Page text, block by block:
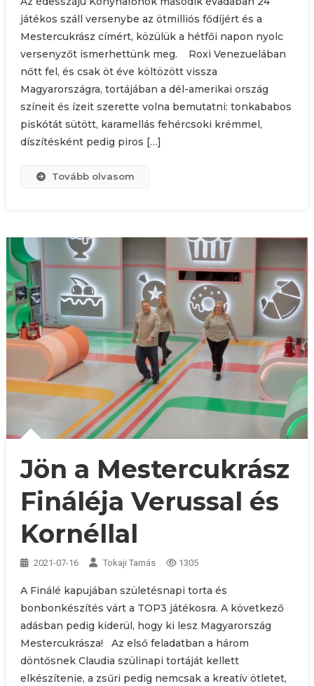
játékos száll versenybe az ötmilliós fődíjért és a
Mestercukrász címért, közülük a hétfői napon nyolc
versenyzőt ismerhettünk meg. Roxi Venezuelában
nőtt fel, és csak öt éve költözött vissza
Magyarországra, tortájában a dél-amerikai ország
színeit és ízeit szerette volna bemutatni: tonkababos
piskótát sütött, karamellás fehércsoki krémmel,
díszítésként pedig piros […]
Tovább olvasom
Jön a Mestercukrász
Fináléja Verussal és
Kornéllal
2021-07-16 Tokaji Tamás 1305
A Finálé kapujában születésnapi torta és
bonbonkészítés várt a TOP3 játékosra. A következő
adásban pedig kiderül, hogy ki lesz Magyarország
Mestercukrásza! Az első feladatban a három
döntősnek Claudia szülinapi tortáját kellett
elkészítenie, a zsűri pedig nemcsak a kreatív ötletet,